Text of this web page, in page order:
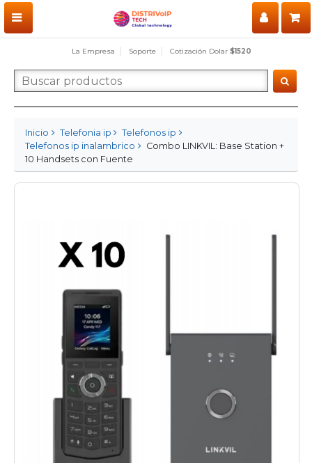
La Empresa Soporte Cotización Dolar $1520
Inicio Telefonia ip
Telefonos ip
Telefonos ip inalambrico
Combo LINKVIL: Base Station +
10 Handsets con Fuente